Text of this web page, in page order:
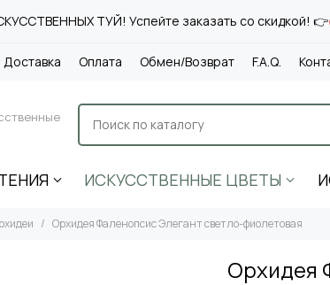
ТУЙ! Успейте заказать со скидкой! 👉
Доставка Оплата Обмен/Возврат F.A.Q.
ИСКУССТВЕННЫЕ ЦВЕТЫ
Орхидея Фаленопсис Элегант светло-фиолетовая
Орхидея